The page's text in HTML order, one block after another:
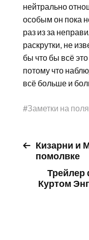
нейтрально
особым он пока
раз из за
раскрутки, не
бы что бы всё
потому что
всё больше и
#Заметки на
Кизарни и
помолвке
Куртом